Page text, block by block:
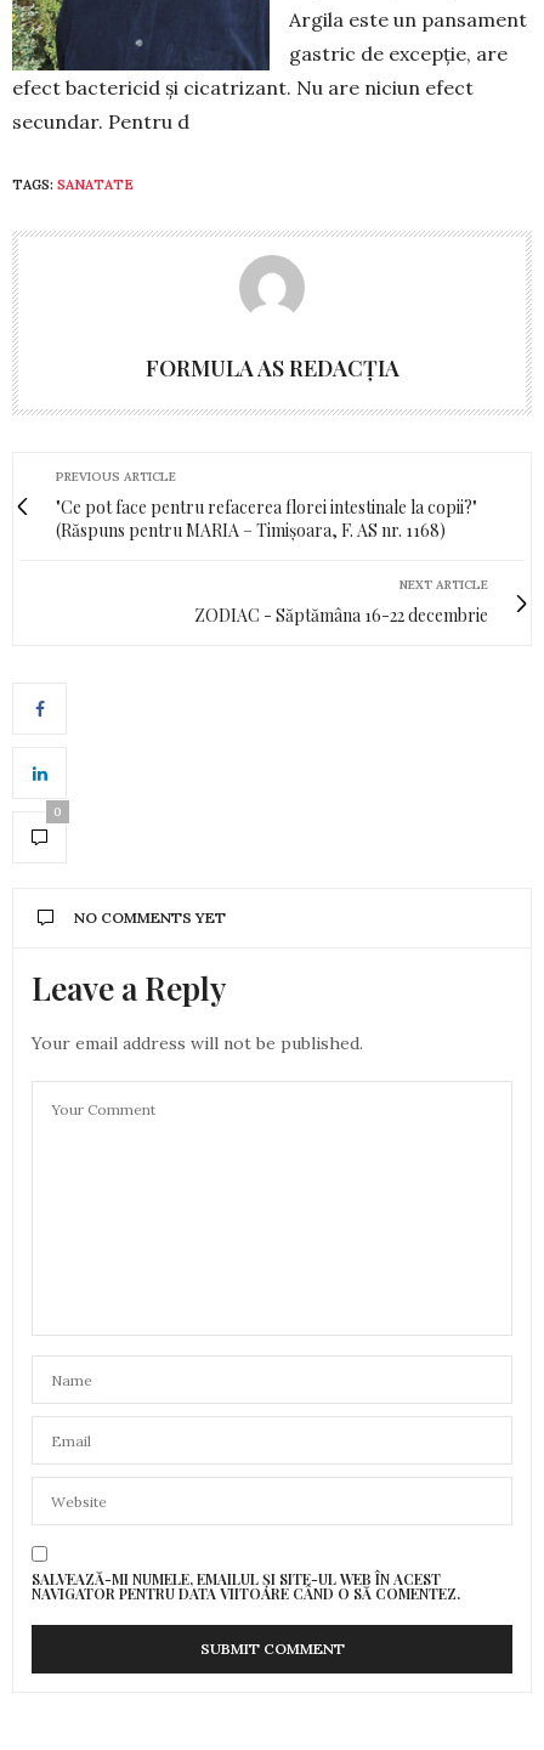
Argila este un pansament
gastric de excepție, are
efect bactericid și cicatrizant. Nu are niciun efect
secundar. Pentru d
TAGS: SANATATE
FORMULA AS REDACȚIA
PREVIOUS ARTICLE
"Ce pot face pentru refacerea florei intestinale la copii?"
(Răspuns pentru MARIA – Timișoara, F. AS nr. 1168)
NEXT ARTICLE
ZODIAC - Săptămâna 16-22 decembrie
0
NO COMMENTS YET
Leave a Reply
Your email address will not be published.
SALVEAZĂ-MI NUMELE, EMAILUL ȘI SITE-UL WEB ÎN ACEST
NAVIGATOR PENTRU DATA VIITOARE CÂND O SĂ COMENTEZ.